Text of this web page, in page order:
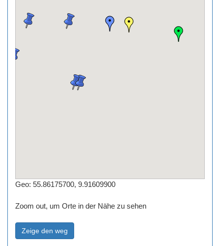
Geo: 55.86175700, 9.91609900
Zoom out, um Orte in der Nähe zu sehen